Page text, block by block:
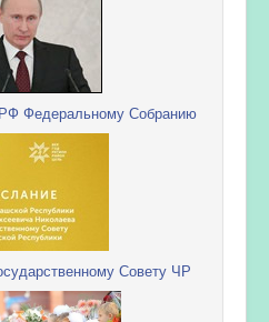
Федеральному Собранию
Совету ЧР